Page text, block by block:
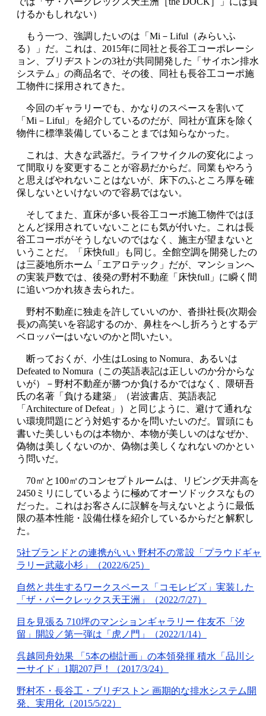
けるかもしれない）
もう一つ、強調したいのは「 Mi － Liful （みらいふ
る）」だ。これは、 2015年に同社と長谷工コーポレーシ
ョン、ブリヂストンの3社が共同開発した「サイホン排水
システム」の商品名で、その後、同社も長谷工コーポ施
工物件に採用されてきた。
今回のギャラリーでも、かなりのスペースを割いて
「 Mi － Liful 」を紹介しているのだが、同社が直床を除く
物件に標準装備していることまでは知らなかった。
これは、大きな武器だ。ライフサイクルの変化によっ
て間取りを変更することが容易だからだ。同業もやろう
と思えばやれないことはないが、床下のふところ厚を確
保しないといけないので容易ではない。
そしてまた、直床が多い長谷工コーポ施工物件ではほ
とんど採用されていないことにも気が付いた。これは長
谷工コーポがそうしないのではなく、施主が望まないと
いうことだ。「床快full 」も同じ。全館空調を開発したの
は三菱地所ホーム「エアロテック」だが、マンションへ
の実装戸数では、後発の野村不動産「床快full 」に瞬く間
に追いつかれ抜き去られた。
野村不動産に独走を許していいのか、沓掛社長(次期会
長)の高笑いを容認するのか、鼻柱をへし折ろうとするデ
ベロッパーはいないのかと問いたい。
断っておくが、小生はLosing to Nomura 、あるいは
Defeated to Nomura （この英語表記は正しいのか分からな
いが）－野村不動産が勝つか負けるかではなく、隈研吾
氏の名著「負ける建築」（岩波書店、英語表記
「 Architecture of Defeat 」）と同じように、避けて通れな
い環境問題にどう対処するかを問いたいのだ。冒頭にも
書いた美しいものは本物か、本物が美しいのはなぜか、
偽物は美しくないのか、偽物は美しくなれないのかとい
う問いだ。
70㎡と 100㎡のコンセプトルームは、リビング天井高を
2450 ミリにしているように極めてオーソドックスなもの
だった。これはお客さんに誤解を与えないとように最低
限の基本性能・設備仕様を紹介しているからだと解釈し
た。
5社ブランドとの連携がいい 野村不の常設「プラウドギャ
ラリー武蔵小杉」（2022/6/25）
自然と共生するワークスペース「コモレビズ」実装した
「ザ・パークレックス天王洲」（2022/7/27）
目を見張る 710坪のマンションギャラリー 住友不「汐
留」開設／第一弾は「虎ノ門」（2022/1/14）
呉越同舟効果 「 5本の樹計画」の本領発揮 積水「品川シ
ーサイド」 1期207戸！（2017/3/24）
野村不・長谷工・ブリヂストン 画期的な排水システム開
発、実用化（2015/5/22）